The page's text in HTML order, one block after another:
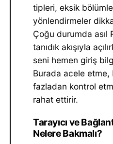
tipleri, eksik
yönlendirmeler
Çoğu durumda asıl
tanıdık akışıyla
seni hemen giriş
Burada acele
fazladan kontrol
rahat ettirir.
Tarayıcı ve
Nelere Bakmalı?